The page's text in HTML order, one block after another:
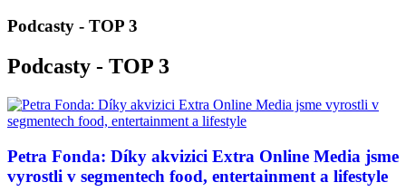
Podcasty - TOP 3
Podcasty - TOP 3
Petra Fonda: Díky akvizici Extra Online Media jsme
vyrostli v segmentech food, entertainment a lifestyle